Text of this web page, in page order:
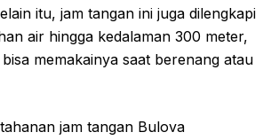
itu, jam tangan ini juga dilengkapi
air hingga kedalaman 300 meter,
memakainya saat berenang atau
jam tangan Bulova